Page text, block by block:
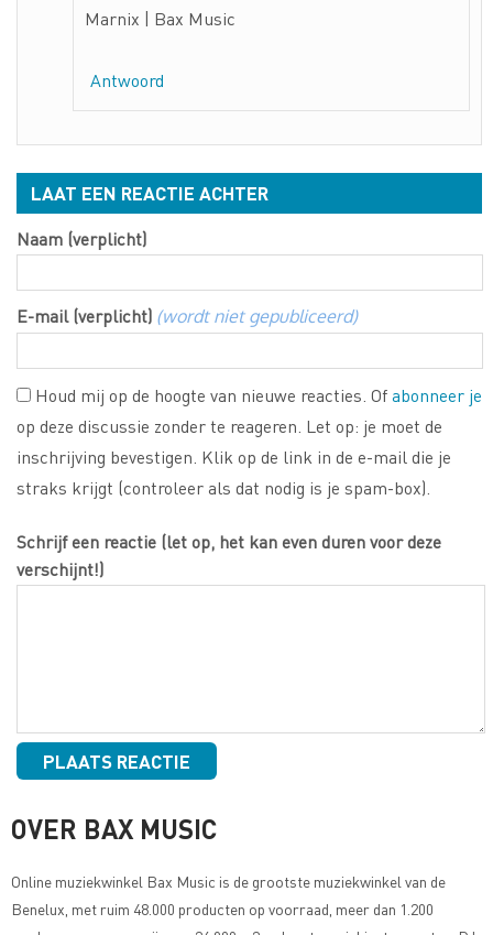
Marnix | Bax Music
Antwoord
LAAT EEN REACTIE ACHTER
Naam (verplicht)
E-mail (verplicht) (wordt niet gepubliceerd)
Houd mij op de hoogte van nieuwe reacties. Ofabonneer je
op deze discussie zonder te reageren. Let op: je moet de
inschrijving bevestigen. Klik op de link in de e-mail die je
straks krijgt (controleer als dat nodig is je spam-box).
Schrijf een reactie (let op, het kan even duren voor deze
verschijnt!)
OVER BAX MUSIC
Online muziekwinkel Bax Music is de grootste muziekwinkel van de
Benelux, met ruim 48.000 producten op voorraad, meer dan 1.200